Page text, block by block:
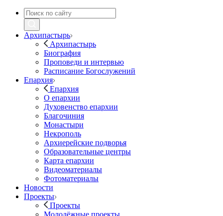
Архипастырь
Архипастырь
Биография
Проповеди и интервью
Расписание Богослужений
Епархия
Епархия
О епархии
Духовенство епархии
Благочиния
Монастыри
Некрополь
Архиерейские подворья
Образовательные центры
Карта епархии
Видеоматериалы
Фотоматериалы
Новости
Проекты
Проекты
Молодёжные проекты